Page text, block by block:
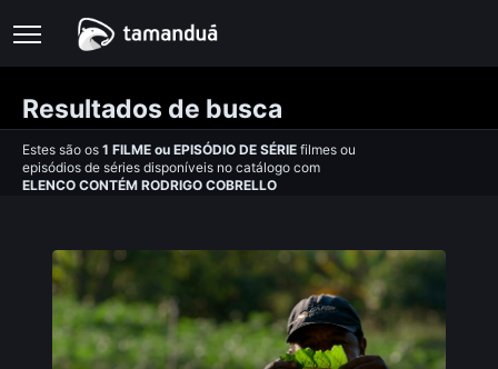
Resultados de busca
Estes são os 1 FILME ou EPISÓDIO DE SÉRIE filmes ou
episódios de séries disponíveis no catálogo com
ELENCO CONTÉM RODRIGO COBRELLO